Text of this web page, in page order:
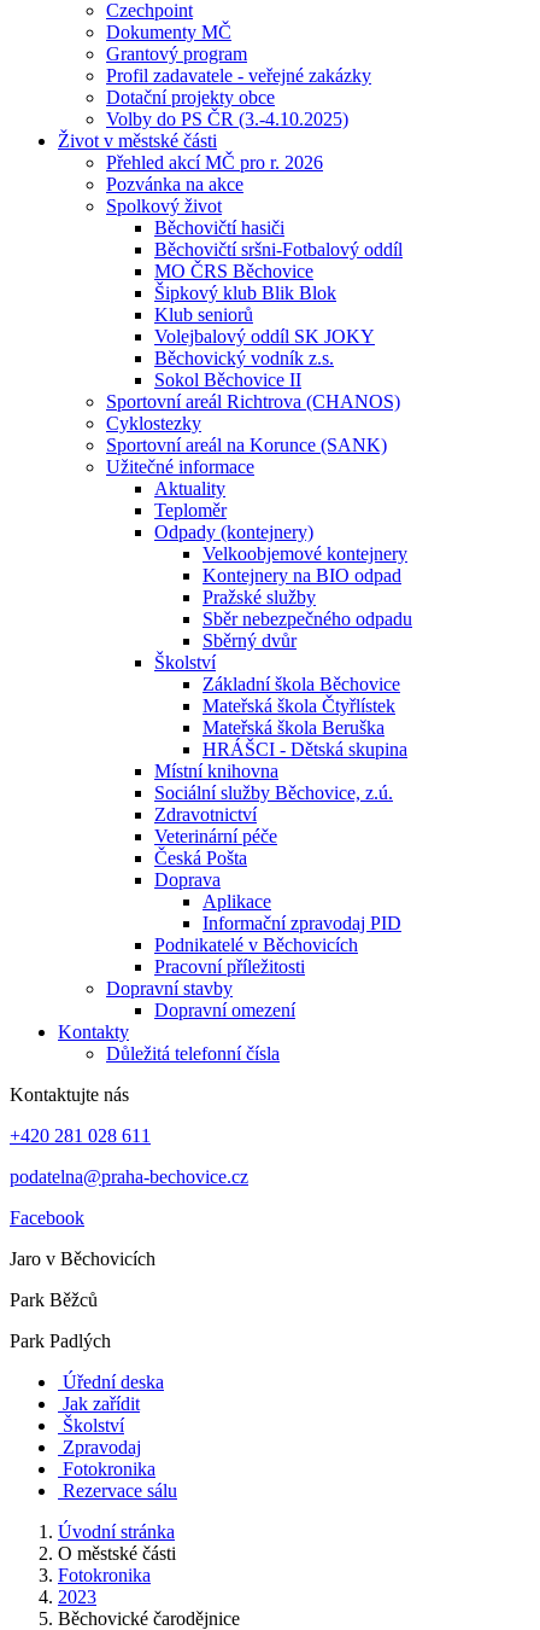
Czechpoint
Dokumenty MČ
Grantový program
Profil zadavatele - veřejné zakázky
Dotační projekty obce
Volby do PS ČR (3.-4.10.2025)
Život v městské části
Přehled akcí MČ pro r. 2026
Pozvánka na akce
Spolkový život
Běchovičtí hasiči
Běchovičtí sršni-Fotbalový oddíl
MO ČRS Běchovice
Šipkový klub Blik Blok
Klub seniorů
Volejbalový oddíl SK JOKY
Běchovický vodník z.s.
Sokol Běchovice II
Sportovní areál Richtrova (CHANOS)
Cyklostezky
Sportovní areál na Korunce (SANK)
Užitečné informace
Aktuality
Teploměr
Odpady (kontejnery)
Velkoobjemové kontejnery
Kontejnery na BIO odpad
Pražské služby
Sběr nebezpečného odpadu
Sběrný dvůr
Školství
Základní škola Běchovice
Mateřská škola Čtyřlístek
Mateřská škola Beruška
HRÁŠCI - Dětská skupina
Místní knihovna
Sociální služby Běchovice, z.ú.
Zdravotnictví
Veterinární péče
Česká Pošta
Doprava
Aplikace
Informační zpravodaj PID
Podnikatelé v Běchovicích
Pracovní příležitosti
Dopravní stavby
Dopravní omezení
Kontakty
Důležitá telefonní čísla
Kontaktujte nás
+420 281 028 611
podatelna@praha-bechovice.cz
Facebook
Jaro v Běchovicích
Park Běžců
Park Padlých
Úřední deska
Jak zařídit
Školství
Zpravodaj
Fotokronika
Rezervace sálu
Úvodní stránka
O městské části
Fotokronika
2023
Běchovické čarodějnice